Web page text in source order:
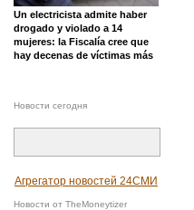
Un electricista admite haber
drogado y violado a 14
mujeres: la Fiscalía cree que
hay decenas de víctimas más
Новости сегодня
Агрегатор новостей 24СМИ
Новости от TheMoneytizer